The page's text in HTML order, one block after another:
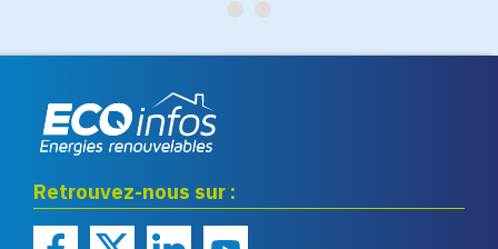
renouvelables
Retrouvez-nous sur :